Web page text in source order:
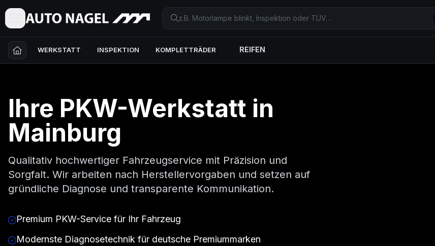
WERKSTATT INSPEKTION KOMPLETTRÄDER REIFEN
Ihre PKW-Werkstatt in
Mainburg
Qualitativ hochwertiger Fahrzeugservice mit Präzision und
Sorgfalt. Wir arbeiten nach Herstellervorgaben und setzen auf
gründliche Diagnose und transparente Kommunikation.
Premium PKW-Service für Ihr Fahrzeug
Modernste Diagnosetechnik für deutsche Premiummarken